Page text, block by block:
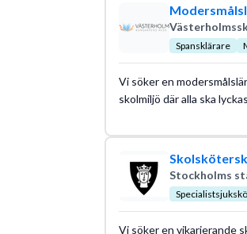
Spansklärare
Vi söker en
skolmiljö där alla ska
Stockholms
Vi söker en vikarierande